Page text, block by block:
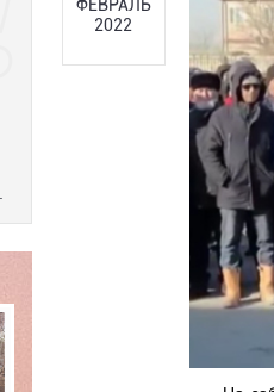
ФЕВРАЛЬ
2022